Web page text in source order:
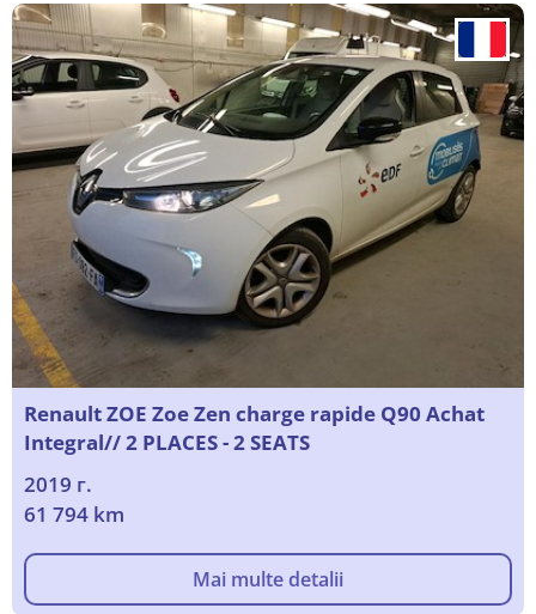
Renault ZOE Zoe Zen charge rapide Q90 Achat
Integral// 2 PLACES - 2 SEATS
2019 г.
61 794 km
Mai multe detalii